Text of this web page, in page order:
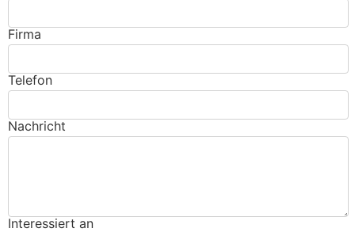
Firma
Telefon
Nachricht
Interessiert an